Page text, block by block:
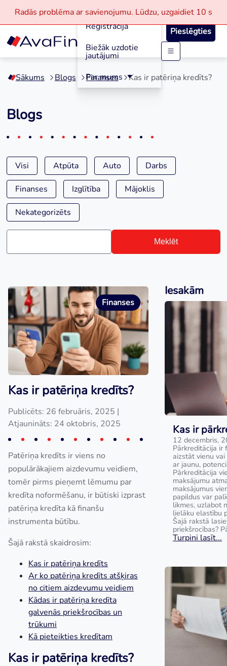
Skip
content
Radās problēma ar savienojumu. Lūdzu, uzgaidiet 10 s
Reģistrācija
Biežāk uzdotie
jautājumi
Par mums
Pieslēgties
Sākums Blogs Finanses Kas ir patēriņa kredīts?
Blogs
Visi Atpūta Auto Darbs
Finanses Izglītība Mājoklis
Nekategorizēts
Meklēt
Finanses
Kas ir patēriņa kredīts?
Publicēts: 26 februāris, 2025 |
Atjaunināts: 24 oktobris, 2025
Patēriņa kredīts ir viens no
populārākajiem aizdevumu veidiem,
tomēr pirms pieņemt lēmumu par
kredīta noformēšanu, ir būtiski izprast
patēriņa kredīta kā finanšu
instrumenta būtību.
Šajā rakstā skaidrosim:
Kas ir patēriņa kredīts
Ar ko patēriņa kredīts atšķiras
no citiem aizdevumu veidiem
Kādas ir patēriņa kredīta
galvenās priekšrocības un
trūkumi
Kā pieteikties kredītam
Kas ir patēriņa kredīts?
Iesakām
Kas ir
12 decembris,
Pārkreditācija ir
aizstāt vienu
ar jaunu,
Pārkreditācija
maksājumu
maksājumus
papildus var
likmes, uzlabot
lielāku elastību
Šajā rakstā
priekšrocības?
Turpini lasīt...